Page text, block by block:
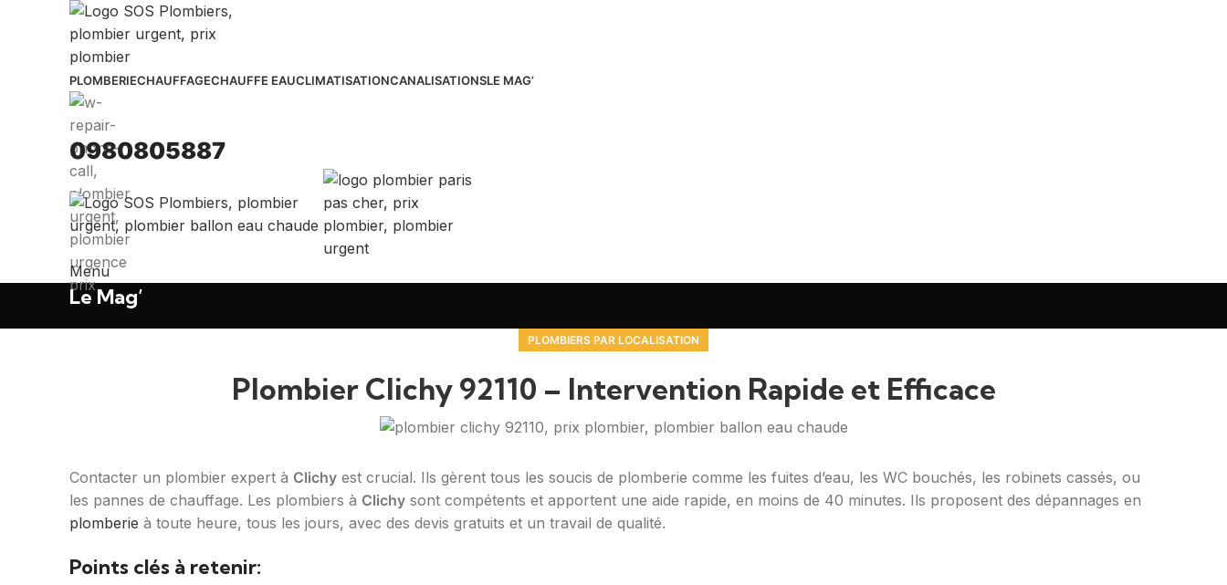
PLOMBERIECHAUFFAGECHAUFFE EAUCLIMATISATIONCANALISATIONSLE MAG’
0980805887
Menu
Le Mag’
PLOMBIERS PAR LOCALISATION
Plombier Clichy 92110 – Intervention Rapide et Efficace
Contacter un plombier expert à Clichy est crucial. Ils gèrent tous les soucis de plomberie comme les fuites d’eau, les WC bouchés, les robinets cassés, ou
les pannes de chauffage. Les plombiers à Clichy sont compétents et apportent une aide rapide, en moins de 40 minutes. Ils proposent des dépannages en
plomberie à toute heure, tous les jours, avec des devis gratuits et un travail de qualité.
Points clés à retenir: